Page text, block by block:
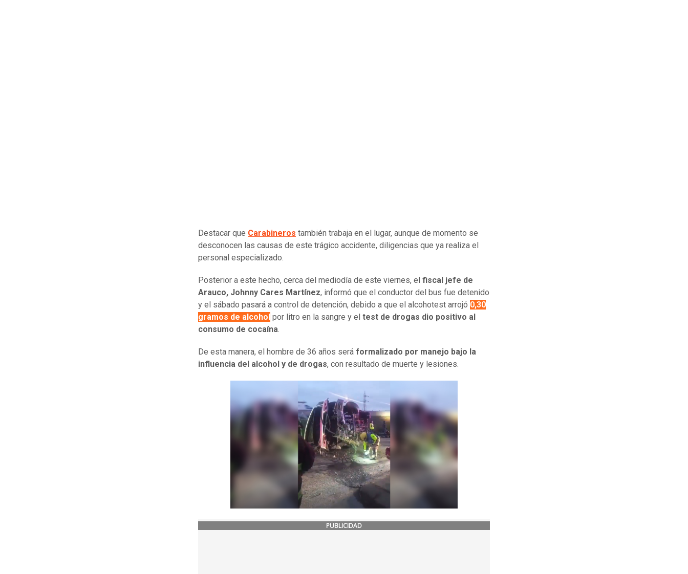
Destacar que Carabineros también trabaja en el lugar, aunque de momento se
desconocen las causas de este trágico accidente, diligencias que ya realiza el
personal especializado.
Posterior a este hecho, cerca del mediodía de este viernes, el fiscal jefe de
Arauco, Johnny Cares Martínez, informó que el conductor del bus fue detenido
y el sábado pasará a control de detención, debido a que el alcohotest arrojó 0,30
gramos de alcohol por litro en la sangre y el test de drogas dio positivo al
consumo de cocaína
De esta manera, el hombre de 36 años será formalizado por manejo bajo la
influencia del alcohol y de drogas, con resultado de muerte y lesiones.
PUBLICIDAD